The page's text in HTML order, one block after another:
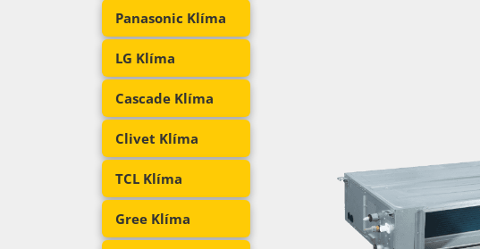
Panasonic Klíma
LG Klíma
Cascade Klíma
Clivet Klíma
TCL Klíma
Gree Klíma